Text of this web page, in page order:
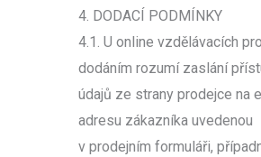
4. DODACÍ PODMÍNKY
4.1. U online vzdělávacích
dodáním rozumí zaslání
údajů ze strany prodejce na
adresu zákazníka uvedenou
v prodejním formuláři,